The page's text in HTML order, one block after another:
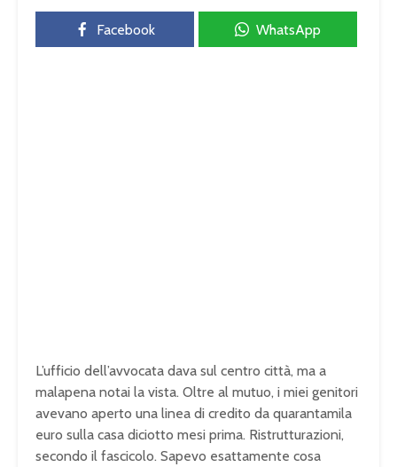
Facebook WhatsApp
L’ufficio dell’avvocata dava sul centro città, ma a
malapena notai la vista. Oltre al mutuo, i miei genitori
avevano aperto una linea di credito da quarantamila
euro sulla casa diciotto mesi prima. Ristrutturazioni,
secondo il fascicolo. Sapevo esattamente cosa